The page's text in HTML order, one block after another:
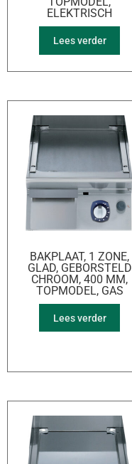
ELEKTRISCH
Lees verder
BAKPLAAT, 1 ZONE,
GLAD, GEBORSTELD
CHROOM, 400 MM,
TOPMODEL, GAS
Lees verder